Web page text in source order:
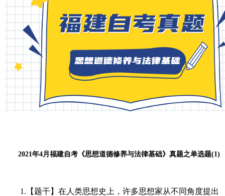
2021年4月福建自考《思想道德修养与法律基础》真题之单选题(1)
1.【题干】在人类思想史上，许多思想家从不同角度提出